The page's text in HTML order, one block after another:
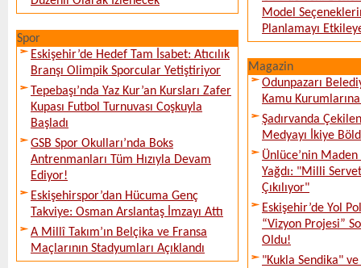
Spor
Eskişehir’de Hedef Tam İsabet: Atıcılık
Branşı Olimpik Sporcular Yetiştiriyor
Tepebaşı’nda Yaz Kur’an Kursları Zafer
Kupası Futbol Turnuvası Coşkuyla
Başladı
GSB Spor Okulları’nda Boks
Antrenmanları Tüm Hızıyla Devam
Ediyor!
Eskişehirspor’dan Hücuma Genç
Takviye: Osman Arslantaş İmzayı Attı
A Millî Takım’ın Belçika ve Fransa
Maçlarının Stadyumları Açıklandı
Model
Planlamayı
Magazin
Odunpazarı
Kamu Kurumlarına
Şadırvanda
Medyayı İkiye
Ünlüce’nin Maden
Yağdı: "Milli
Çıkılıyor"
Eskişehir’de Yol
“Vizyon Projesi”
Oldu!
"Kukla Sendika"